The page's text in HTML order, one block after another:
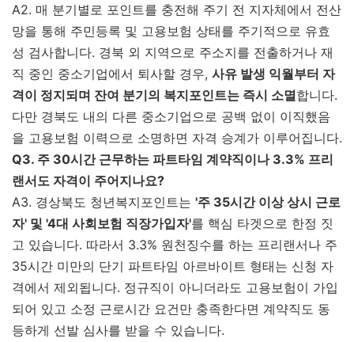
A2. 매 분기별로 포인트를 충전해 주기 전 지자체에서 전산
망을 통해 주민등록 및 고용보험 상태를 주기적으로 유효
성 검사합니다. 경북 외 지역으로 주소지를 전출하거나 재
직 중인 중소기업에서 퇴사할 경우, 사유 발생 익월부터 자
격이 정지되며 잔여 분기의 복지포인트는 즉시 소멸합니다.
다만 경북도 내의 다른 중소기업으로 공백 없이 이직했음
을 고용보험 이력으로 소명하면 자격 승계가 이루어집니다.
Q3. 주 30시간 근무하는 파트타임 계약직이나 3.3% 프리
랜서도 자격이 주어지나요?
A3. 경상북도 청년복지포인트는 '주 35시간 이상 상시 근로
자' 및 '4대 사회보험 직장가입자'를 핵심 타겟으로 한정 짓
고 있습니다. 따라서 3.3% 원천징수를 하는 프리랜서나 주
35시간 미만의 단기 파트타임 아르바이트 형태는 신청 자
격에서 제외됩니다. 정규직이 아니더라도 고용보험이 가입
되어 있고 소정 근로시간 요건만 충족한다면 계약직도 동
등하게 선발 심사를 받을 수 있습니다.